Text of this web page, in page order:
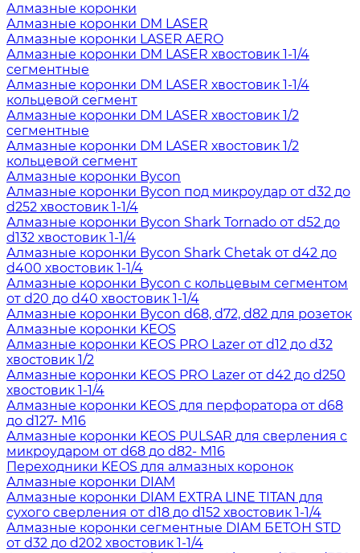
Алмазные коронки
Алмазные коронки DM LASER
Алмазные коронки LASER AERO
Алмазные коронки DM LASER хвостовик 1-1/4
сегментные
Алмазные коронки DM LASER хвостовик 1-1/4
кольцевой сегмент
Алмазные коронки DM LASER хвостовик 1/2
сегментные
Алмазные коронки DM LASER хвостовик 1/2
кольцевой сегмент
Алмазные коронки Bycon
Алмазные коронки Bycon под микроудар от d32 до
d252 хвостовик 1-1/4
Алмазные коронки Bycon Shark Tornado от d52 до
d132 хвостовик 1-1/4
Алмазные коронки Bycon Shark Chetak от d42 до
d400 хвостовик 1-1/4
Алмазные коронки Bycon с кольцевым сегментом
от d20 до d40 хвостовик 1-1/4
Алмазные коронки Bycon d68, d72, d82 для розеток
Алмазные коронки KEOS
Алмазные коронки KEOS PRO Lazer от d12 до d32
хвостовик 1/2
Алмазные коронки KEOS PRO Lazer от d42 до d250
хвостовик 1-1/4
Алмазные коронки KEOS для перфоратора от d68
до d127- М16
Алмазные коронки KEOS PULSAR для сверления с
микроударом от d68 до d82- М16
Переходники KEOS для алмазных коронок
Алмазные коронки DIAM
Алмазные коронки DIAM EXTRA LINE TITAN для
сухого сверления от d18 до d152 хвостовик 1-1/4
Алмазные коронки сегментные DIAM БЕТОН STD
от d32 до d202 хвостовик 1-1/4